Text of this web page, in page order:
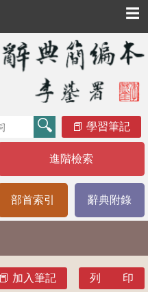
☰
學習筆記
進階檢索
部首索引 辭典附錄
加入筆記 列 印